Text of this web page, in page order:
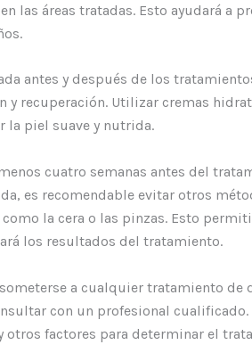
las áreas tratadas. Esto ayudará a
antes y después de los
y recuperación. Utilizar cremas
la piel suave y nutrida.
cuatro semanas antes del
es recomendable evitar otros
la cera o las pinzas. Esto
los resultados del tratamiento.
a cualquier tratamiento de
con un profesional cualificado.
factores para determinar el